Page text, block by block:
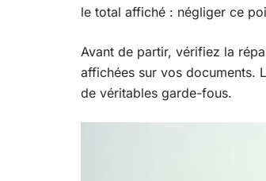
le total affiché : négliger ce
Avant de partir, vérifiez la
affichées sur vos documents.
de véritables garde-fous.